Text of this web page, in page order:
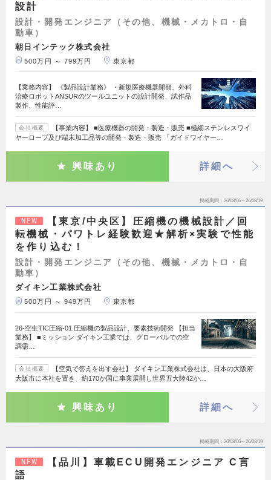
設計
設計・開発エンジニア（その他、機械・メカトロ・自
動車）
朝日インテック株式会社
500万円 ～ 799万円 東京都
【業務内容】 《製品設計業務》 ・新規医療機器開発、外科
治療ロボットANSURのツールユニットの設計開発、試作品
製作、性能評…
会社概要
【事業内容】 ■医療機器の開発・製造・販売 ■極細ステンレスワイ
ヤーロープ及び端末加工品等の開発・製造・販売 「ガイドワイヤー…
興味あり 詳細へ
掲載期間 26/08/06～26/08/19
NEW
【東京/中央区】圧縮機の機械設計／回
転機械・パワトレ経験歓迎★解析×実験で性能
を作り込む！
設計・開発エンジニア（その他、機械・メカトロ・自
動車）
ダイキン工業株式会社
500万円 ～ 949万円 東京都
26-空生TIC圧縮-01.圧縮機の製品設計、要素技術開発 【担当
業務】 ■ミッション ダイキン工業では、グローバルでの空
調需…
会社概要
【空気で答えを出す会社】 ダイキン工業株式会社は、日本の大阪府
大阪市に本社を置き、約170か国に事業展開し世界五大陸42か…
興味あり 詳細へ
掲載期間 26/08/06～26/08/19
NEW
【品川】車載ECU開発エンジニア C言
語